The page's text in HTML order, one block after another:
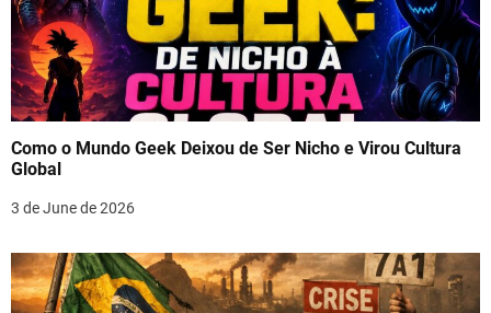
Como o Mundo Geek Deixou de Ser Nicho e Virou Cultura
Global
3 de June de 2026